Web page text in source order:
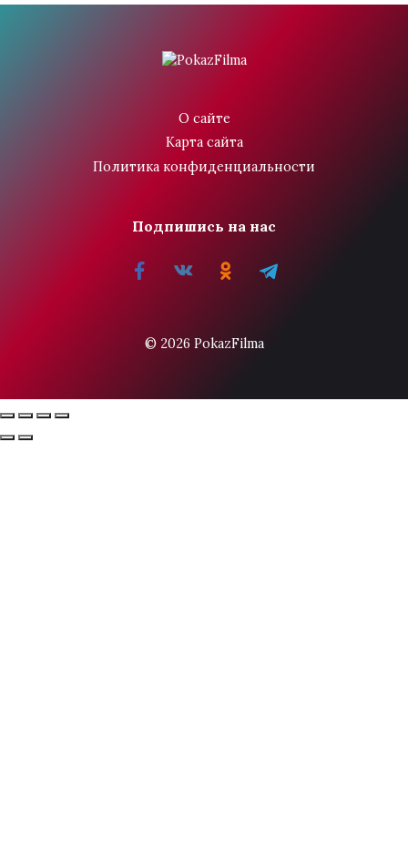
О сайте
Карта сайта
Политика конфиденциальности
Подпишись на нас
© 2026 PokazFilma